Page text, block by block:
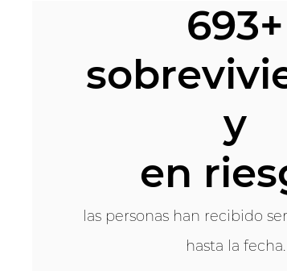
693+
y
en
las personas han recibido
hasta la fecha.